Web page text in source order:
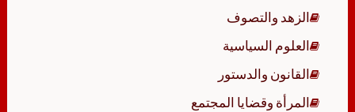
الزهد والتصوف
العلوم السياسية
القانون والدستور
المرأة وقضايا المجتمع